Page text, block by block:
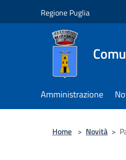
Regione Puglia
Amministrazione
Home > Novità >